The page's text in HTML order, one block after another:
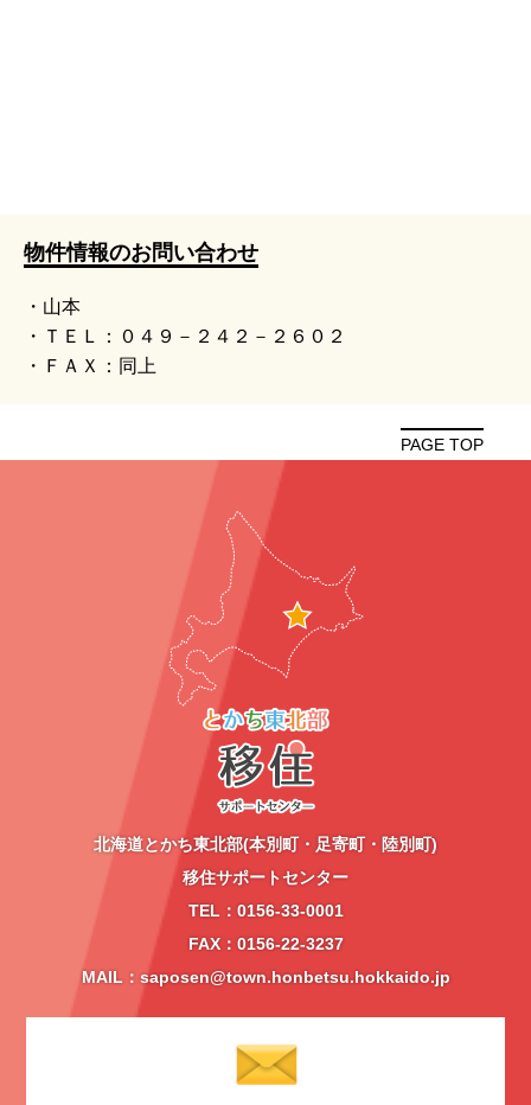
物件情報のお問い合わせ
・山本
・ＴＥＬ：０４９－２４２－２６０２
・ＦＡＸ：同上
PAGE TOP
北海道とかち東北部(本別町・足寄町・陸別町)
移住サポートセンター
TEL：0156-33-0001
FAX：0156-22-3237
MAIL：saposen@town.honbetsu.hokkaido.jp